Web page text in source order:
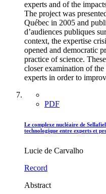
experts and of the
The project was
Québec in 2005 and
d’audiences publiques
context, the expertise
opened and democratic
practice of science.
closer examination of
experts in order to
PDF
Le complexe nucléaire de
technologique entre experts et
Lucie de Carvalho
Record
Abstract